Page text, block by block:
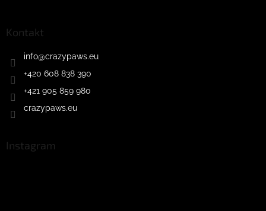
Kontakt
info@crazypaws.eu
+420 608 838 390
+421 905 859 980
crazypaws.eu
Instagram